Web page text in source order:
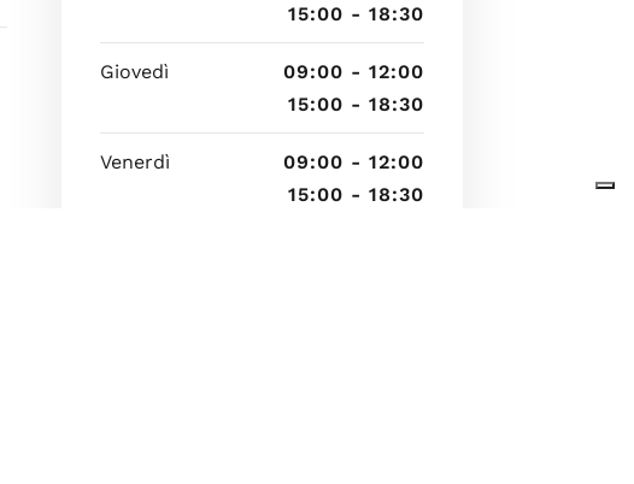
15:00 - 18:30
Giovedì
09:00 - 12:00
15:00 - 18:30
Venerdì
09:00 - 12:00
15:00 - 18:30